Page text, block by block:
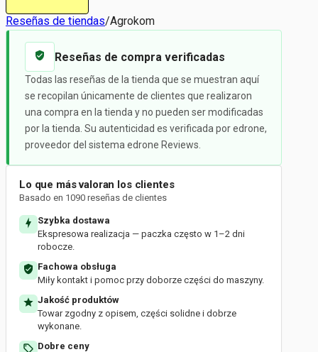
Reseñas de tiendas/Agrokom
Reseñas de compra verificadas
Todas las reseñas de la tienda que se muestran aquí
se recopilan únicamente de clientes que realizaron
una compra en la tienda y no pueden ser modificadas
por la tienda. Su autenticidad es verificada por edrone,
proveedor del sistema edrone Reviews.
Lo que más valoran los clientes
Basado en 1090 reseñas de clientes
Szybka dostawa
Ekspresowa realizacja — paczka często w 1–2 dni
robocze.
Fachowa obsługa
Miły kontakt i pomoc przy doborze części do maszyny.
Jakość produktów
Towar zgodny z opisem, części solidne i dobrze
wykonane.
Dobre ceny